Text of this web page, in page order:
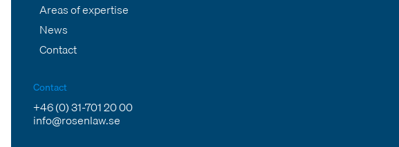
Areas of expertise
News
Contact
Contact
+46 (0) 31-701 20 00
info@rosenlaw.se